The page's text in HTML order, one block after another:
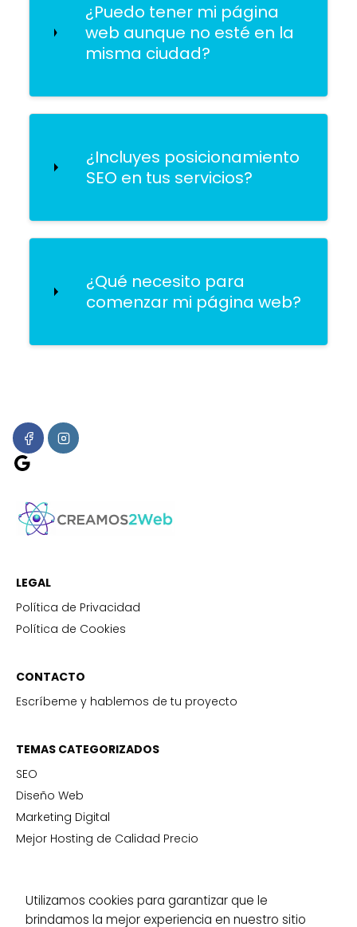
¿Puedo tener mi página
web aunque no esté en la
misma ciudad?
¿Incluyes posicionamiento
SEO en tus servicios?
¿Qué necesito para
comenzar mi página web?
Google
LEGAL
Política de Privacidad
Política de Cookies
CONTACTO
Escríbeme y hablemos de tu proyecto
TEMAS CATEGORIZADOS
SEO
Diseño Web
Marketing Digital
Mejor Hosting de Calidad Precio
Desarrollo Web
Utilizamos cookies para garantizar que le
brindamos la mejor experiencia en nuestro sitio